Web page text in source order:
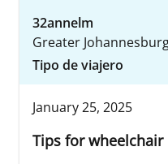
32annelm
Greater
Tipo de viajero
January 25, 2025
Tips for wheelchair